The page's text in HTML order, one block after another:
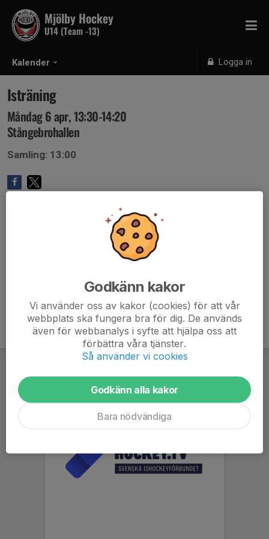
Kalender Logga in
Mjölby Hockey
U14 (Team -13)
Isträning
Måndag 6 apr, 13:30-14:20
Stångebrohallen
Samling: 13:00
Godkänn kakor
Vi använder oss av kakor (cookies) för att vår
webbplats ska fungera bra för dig. De används
även för webbanalys i syfte att hjälpa oss att
förbättra våra tjänster.
Så använder vi cookies
Godkänn alla kakor
Bara nödvändiga